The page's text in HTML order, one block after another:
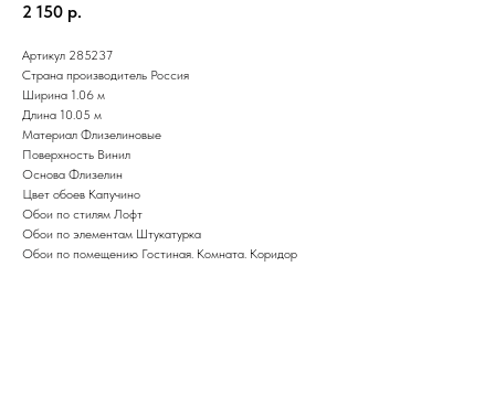
2 150 р.
Артикул 285237
Страна производитель Россия
Ширина 1.06 м
Длина 10.05 м
Материал Флизелиновые
Поверхность Винил
Основа Флизелин
Цвет обоев Капучино
Обои по стилям Лофт
Обои по элементам Штукатурка
Обои по помещению Гостиная. Комната. Коридор